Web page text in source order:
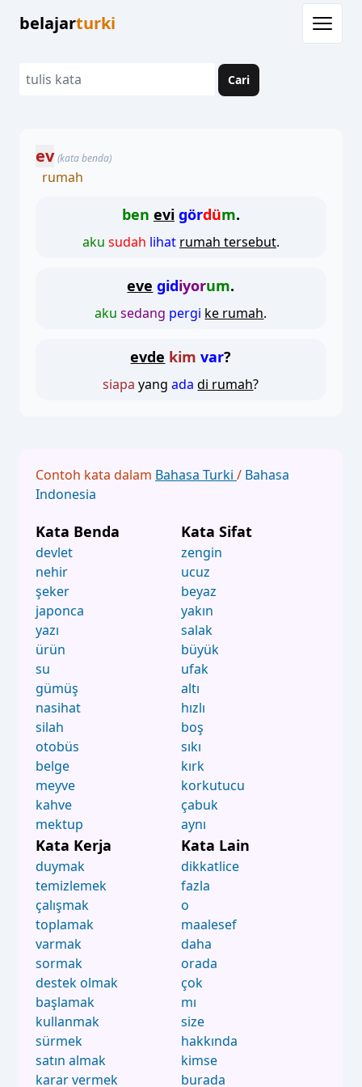
belajarturki
Cari
ev (kata benda)
rumah
ben evi gördüm.
aku sudah lihat rumah tersebut.
eve gidiyorum.
aku sedang pergi ke rumah.
evde kim var?
siapa yangada di rumah?
Contoh kata dalam Bahasa Turki / Bahasa
Indonesia
Kata Benda
devlet
nehir
şeker
japonca
yazı
ürün
su
gümüş
nasihat
silah
otobüs
belge
meyve
kahve
mektup
Kata Sifat
zengin
ucuz
beyaz
yakın
salak
büyük
ufak
altı
hızlı
boş
sıkı
kırk
korkutucu
çabuk
aynı
Kata Kerja
duymak
temizlemek
çalışmak
toplamak
varmak
sormak
destek olmak
başlamak
kullanmak
sürmek
satın almak
karar vermek
Kata Lain
dikkatlice
fazla
o
maalesef
daha
orada
çok
mı
size
hakkında
kimse
burada